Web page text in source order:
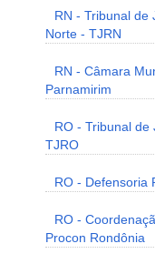
RN - Tribunal de
Norte - TJRN
RN - Câmara
Parnamirim
RO - Tribunal de
TJRO
RO - Defensoria
RO -
Procon Rondônia